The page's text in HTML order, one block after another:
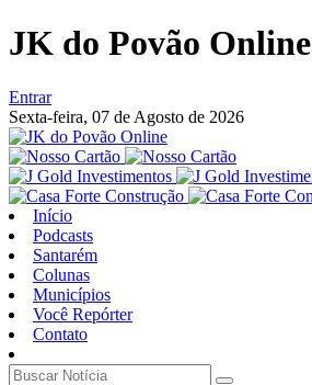
JK do Povão Online
Entrar
Sexta-feira, 07 de Agosto de 2026
Início
Podcasts
Santarém
Colunas
Municípios
Você Repórter
Contato